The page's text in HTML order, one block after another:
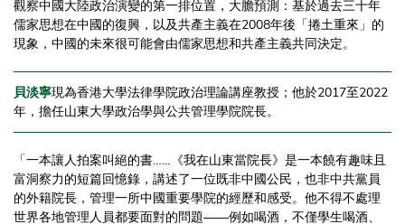
觀察中國大陸政治演變的第一排位置，大膽預測：基於過去三十年
儒家思想在中國的復興，以及共產主義在2008年後「捲土重來」的
現象，中國的未來很可能會由儒家思想和共產主義共同決定。
貝淡寧現為香港大學法律學院政治理論講座教授；他於2017至2022
年，擔任山東大學政治學與公共管理學院院長。
「一本讓人拍案叫絕的書……《我在山東當院長》是一本饒有趣味且
富洞察力的短篇回憶錄，講述了一位既非中國公民，也非中共黨員
的外籍院長，管理一所中國重要學院的經歷和感受。他不得不處理
世界各地管理人員都要面對的問題——例如喝酒，不僅學生喝酒、